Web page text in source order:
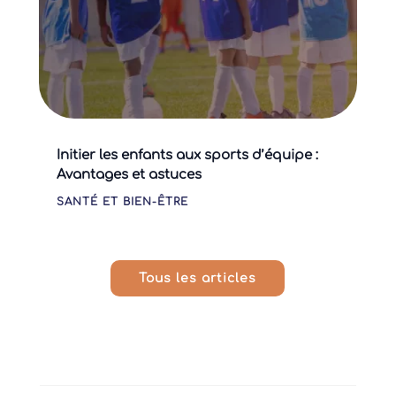
Initier les enfants aux sports d’équipe :
Avantages et astuces
SANTÉ ET BIEN-ÊTRE
Tous les articles